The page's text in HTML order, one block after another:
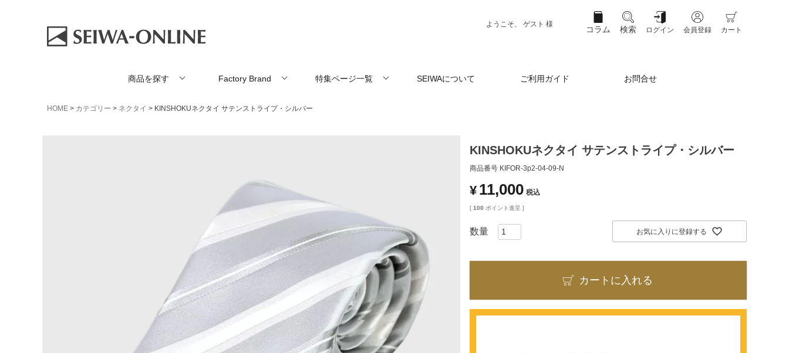
ようこそ、 ゲスト 様
コラム 検索 ログイン 会員登録 カート
商品を探す Factory Brand 特集ページ一覧 SEIWAについて ご利用ガイド お問合せ
HOME カテゴリー ネクタイ KINSHOKUネクタイ サテンストライプ・シルバー
KINSHOKUネクタイ サテンストライプ・シルバー
商品番号 KIFOR-3p2-04-09-N
¥ 11,000 税込
[ 100 ポイント進呈 ]
お気に入りに登録する
カートに入れる